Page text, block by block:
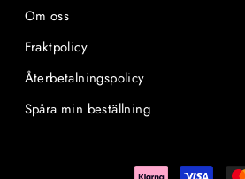
Om oss
Fraktpolicy
Återbetalningspolicy
Spåra min beställning